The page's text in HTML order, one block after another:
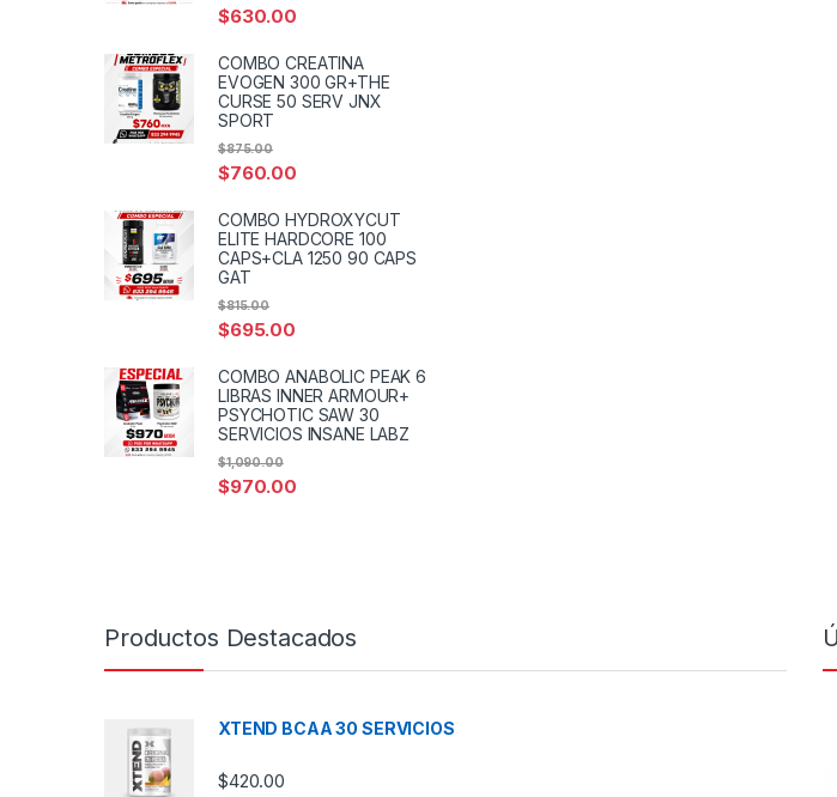
$630.00
COMBO CREATINA
EVOGEN 300 GR+THE
CURSE 50 SERV JNX
SPORT
$760.00
$875.00
COMBO HYDROXYCUT
ELITE HARDCORE 100
CAPS+CLA 1250 90 CAPS
GAT
$695.00
$815.00
COMBO ANABOLIC PEAK 6
LIBRAS INNER ARMOUR+
PSYCHOTIC SAW 30
SERVICIOS INSANE LABZ
$970.00
$1,090.00
Productos Destacados
XTEND BCAA 30 SERVICIOS
$420.00